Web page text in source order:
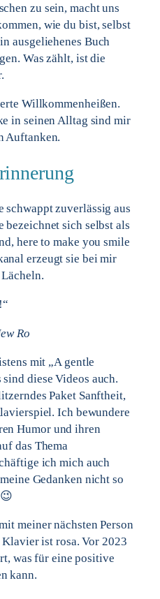
zu sein, macht uns
wie du bist, selbst
ausgeliehenes Buch
Was zählt, ist die
Willkommenheißen.
in seinen Alltag sind mir
Auftanken.
zuverlässig aus
bezeichnet sich selbst als
here to make you smile
erzeugt sie bei mir
Ro
mit „A gentle
diese Videos auch.
Paket Sanftheit,
Ich bewundere
Humor und ihren
das Thema
ich mich auch
Gedanken nicht so
meiner nächsten Person
ist rosa. Vor 2023
was für eine positive
kann.